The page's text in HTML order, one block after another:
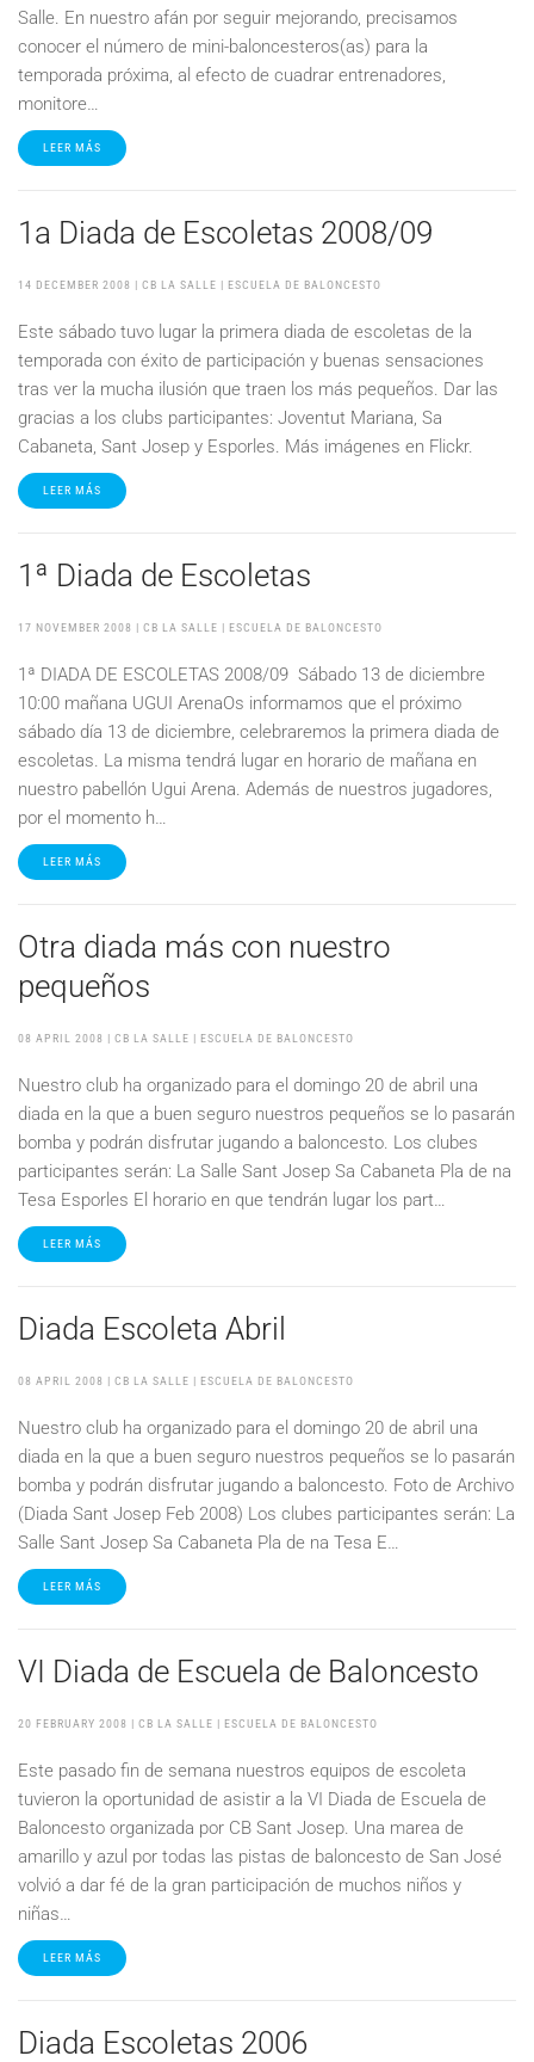
Salle. En nuestro afán por seguir mejorando, precisamos
conocer el número de mini-baloncesteros(as) para la
temporada próxima, al efecto de cuadrar entrenadores,
monitore…
LEER MÁS
1a Diada de Escoletas 2008/09
14 DECEMBER 2008 | CB LA SALLE | ESCUELA DE BALONCESTO
Este sábado tuvo lugar la primera diada de escoletas de la
temporada con éxito de participación y buenas sensaciones
tras ver la mucha ilusión que traen los más pequeños. Dar las
gracias a los clubs participantes: Joventut Mariana, Sa
Cabaneta, Sant Josep y Esporles. Más imágenes en Flickr.
LEER MÁS
1ª Diada de Escoletas
17 NOVEMBER 2008 | CB LA SALLE | ESCUELA DE BALONCESTO
1ª DIADA DE ESCOLETAS 2008/09 Sábado 13 de diciembre
10:00 mañana UGUI ArenaOs informamos que el próximo
sábado día 13 de diciembre, celebraremos la primera diada de
escoletas. La misma tendrá lugar en horario de mañana en
nuestro pabellón Ugui Arena. Además de nuestros jugadores,
por el momento h…
LEER MÁS
Otra diada más con nuestro
pequeños
08 APRIL 2008 | CB LA SALLE | ESCUELA DE BALONCESTO
Nuestro club ha organizado para el domingo 20 de abril una
diada en la que a buen seguro nuestros pequeños se lo pasarán
bomba y podrán disfrutar jugando a baloncesto. Los clubes
participantes serán: La Salle Sant Josep Sa Cabaneta Pla de na
Tesa Esporles El horario en que tendrán lugar los part…
LEER MÁS
Diada Escoleta Abril
08 APRIL 2008 | CB LA SALLE | ESCUELA DE BALONCESTO
Nuestro club ha organizado para el domingo 20 de abril una
diada en la que a buen seguro nuestros pequeños se lo pasarán
bomba y podrán disfrutar jugando a baloncesto. Foto de Archivo
(Diada Sant Josep Feb 2008) Los clubes participantes serán: La
Salle Sant Josep Sa Cabaneta Pla de na Tesa E…
LEER MÁS
VI Diada de Escuela de Baloncesto
20 FEBRUARY 2008 | CB LA SALLE | ESCUELA DE BALONCESTO
Este pasado fin de semana nuestros equipos de escoleta
tuvieron la oportunidad de asistir a la VI Diada de Escuela de
Baloncesto organizada por CB Sant Josep. Una marea de
amarillo y azul por todas las pistas de baloncesto de San José
volvió a dar fé de la gran participación de muchos niños y
niñas…
LEER MÁS
Diada Escoletas 2006